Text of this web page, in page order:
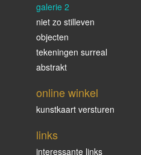
galerie 2
niet zo stilleven
objecten
tekeningen surreal
abstrakt
online winkel
kunstkaart versturen
links
interessante links